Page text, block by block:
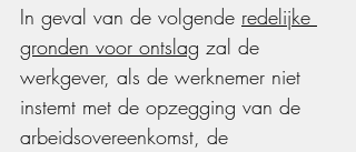
In geval van de volgende redelijke
gronden voor ontslag zal de
werkgever, als de werknemer niet
instemt met de opzegging van de
arbeidsovereenkomst, de